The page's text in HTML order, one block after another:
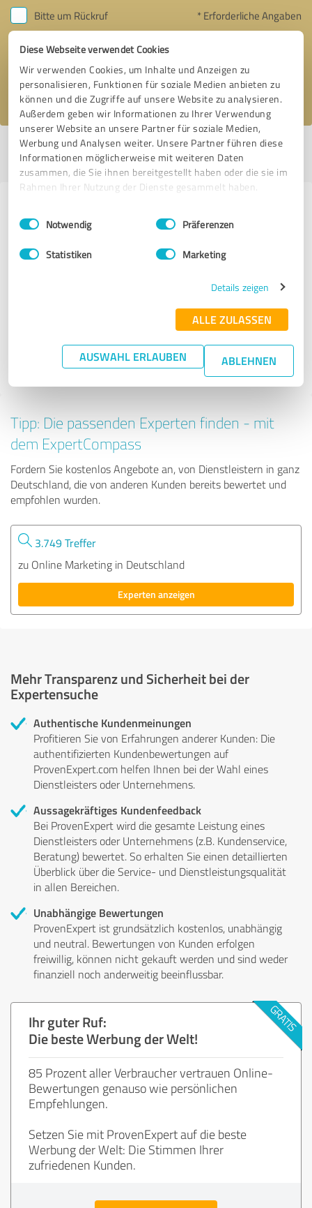
Diese Webseite verwendet Cookies
Wir verwenden Cookies, um Inhalte und Anzeigen zu
personalisieren, Funktionen für soziale Medien anbieten zu
können und die Zugriffe auf unsere Website zu analysieren.
Außerdem geben wir Informationen zu Ihrer Verwendung
unserer Website an unsere Partner für soziale Medien,
Werbung und Analysen weiter. Unsere Partner führen diese
Informationen möglicherweise mit weiteren Daten
zusammen, die Sie ihnen bereitgestellt haben oder die sie im
Rahmen Ihrer Nutzung der Dienste gesammelt haben.
Impressum Datenschutzbestimmungen
Einwilligungsauswahl
Notwendig Präferenzen
Statistiken Marketing
Details zeigen
ALLE ZULASSEN
AUSWAHL ERLAUBEN ABLEHNEN
Bitte um Rückruf * Erforderliche Angaben
Nachricht senden
Ich stimme denDatenschutzbestimmungenzu.
Profil aktiv seit 16.10.2018 |Letzte Aktualisierung: 28.07.2026|Profil
melden
Anbietern aus dem Bereich Online
Marketing
Tipp: Die passenden Experten finden - mit
dem ExpertCompass
Fordern Sie kostenlos Angebote an, von Dienstleistern in ganz
Deutschland, die von anderen Kunden bereits bewertet und
empfohlen wurden.
3.749 Treffer
zu Online Marketing in Deutschland
Experten anzeigen
Mehr Transparenz und Sicherheit bei der
Expertensuche
Authentische Kundenmeinungen
Profitieren Sie von Erfahrungen anderer Kunden: Die
authentifizierten Kundenbewertungen auf
ProvenExpert.com helfen Ihnen bei der Wahl eines
Dienstleisters oder Unternehmens.
Aussagekräftiges Kundenfeedback
Bei ProvenExpert wird die gesamte Leistung eines
Dienstleisters oder Unternehmens (z.B. Kundenservice,
Beratung) bewertet. So erhalten Sie einen detaillierten
Überblick über die Service- und Dienstleistungsqualität
in allen Bereichen.
Unabhängige Bewertungen
ProvenExpert ist grundsätzlich kostenlos, unabhängig
und neutral. Bewertungen von Kunden erfolgen
freiwillig, können nicht gekauft werden und sind weder
finanziell noch anderweitig beeinflussbar.
Ihr guter Ruf:
Die beste Werbung der Welt!
85 Prozent aller Verbraucher vertrauen Online-
Bewertungen genauso wie persönlichen
Empfehlungen.
Setzen Sie mit ProvenExpert auf die beste
Werbung der Welt: Die Stimmen Ihrer
zufriedenen Kunden.